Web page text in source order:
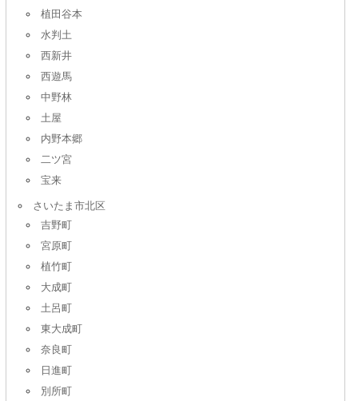
植田谷本
水判土
西新井
西遊馬
中野林
土屋
内野本郷
二ツ宮
宝来
さいたま市北区
吉野町
宮原町
植竹町
大成町
土呂町
東大成町
奈良町
日進町
別所町